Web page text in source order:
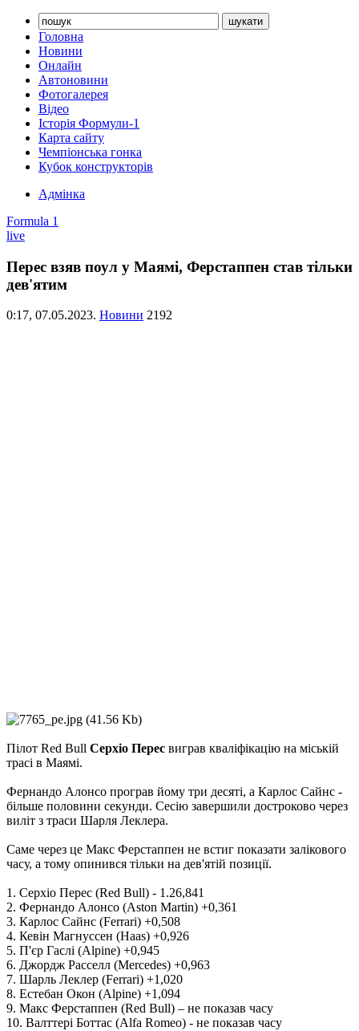
Головна
Новини
Онлайн
Автоновини
Фотогалерея
Відео
Історія Формули-1
Карта сайту
Чемпіонська гонка
Кубок конструкторів
Адмінка
Formula 1
live
Перес взяв поул у Маямі, Ферстаппен став тільки
дев'ятим
0:17, 07.05.2023. Новини 2192
Пілот Red Bull Серхіо Перес виграв кваліфікацію на міській
трасі в Маямі.
Фернандо Алонсо програв йому три десяті, а Карлос Сайнс -
більше половини секунди. Сесію завершили достроково через
виліт з траси Шарля Леклера.
Саме через це Макс Ферстаппен не встиг показати залікового
часу, а тому опинився тільки на дев'ятій позиції.
1. Серхіо Перес (Red Bull) - 1.26,841
2. Фернандо Алонсо (Aston Martin) +0,361
3. Карлос Сайнс (Ferrari) +0,508
4. Кевін Магнуссен (Haas) +0,926
5. П'єр Гаслі (Alpine) +0,945
6. Джордж Расселл (Mercedes) +0,963
7. Шарль Леклер (Ferrari) +1,020
8. Естебан Окон (Alpine) +1,094
9. Макс Ферстаппен (Red Bull) – не показав часу
10. Валттері Боттас (Alfa Romeo) - не показав часу